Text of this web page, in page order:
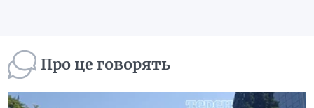
Про це говорять